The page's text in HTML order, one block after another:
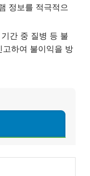
정보를 적극적으
간 중 질병 등 불
하여 불이익을 방